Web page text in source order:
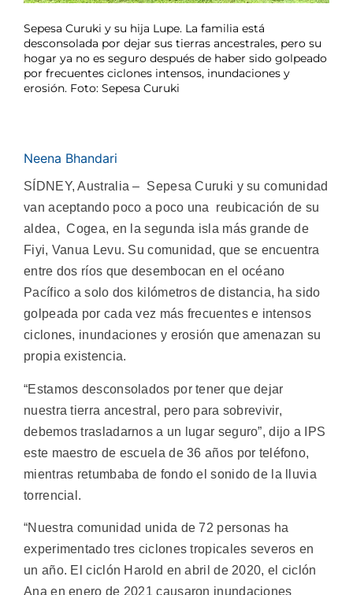
Sepesa Curuki y su hija Lupe. La familia está
desconsolada por dejar sus tierras ancestrales, pero su
hogar ya no es seguro después de haber sido golpeado
por frecuentes ciclones intensos, inundaciones y
erosión. Foto: Sepesa Curuki
Neena Bhandari
SÍDNEY, Australia – Sepesa Curuki y su comunidad
van aceptando poco a poco una reubicación de su
aldea, Cogea, en la segunda isla más grande de
Fiyi, Vanua Levu. Su comunidad, que se encuentra
entre dos ríos que desembocan en el océano
Pacífico a solo dos kilómetros de distancia, ha sido
golpeada por cada vez más frecuentes e intensos
ciclones, inundaciones y erosión que amenazan su
propia existencia.
“Estamos desconsolados por tener que dejar
nuestra tierra ancestral, pero para sobrevivir,
debemos trasladarnos a un lugar seguro”, dijo a IPS
este maestro de escuela de 36 años por teléfono,
mientras retumbaba de fondo el sonido de la lluvia
torrencial.
“Nuestra comunidad unida de 72 personas ha
experimentado tres ciclones tropicales severos en
un año. El ciclón Harold en abril de 2020, el ciclón
Ana en enero de 2021 causaron inundaciones